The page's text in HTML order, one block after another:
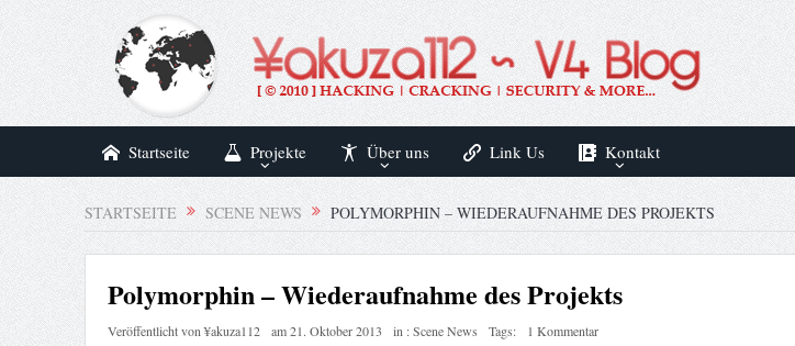
Startseite Projekte Über uns Link Us Kontakt
STARTSEITE SCENE NEWS POLYMORPHIN – WIEDERAUFNAHME DES PROJEKTS
Polymorphin – Wiederaufnahme des Projekts
Veröffentlicht von¥akuza112 am21. Oktober 2013 in :Scene News Tags: 1 Kommentar